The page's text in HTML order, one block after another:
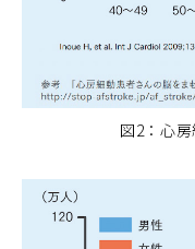
図2：心